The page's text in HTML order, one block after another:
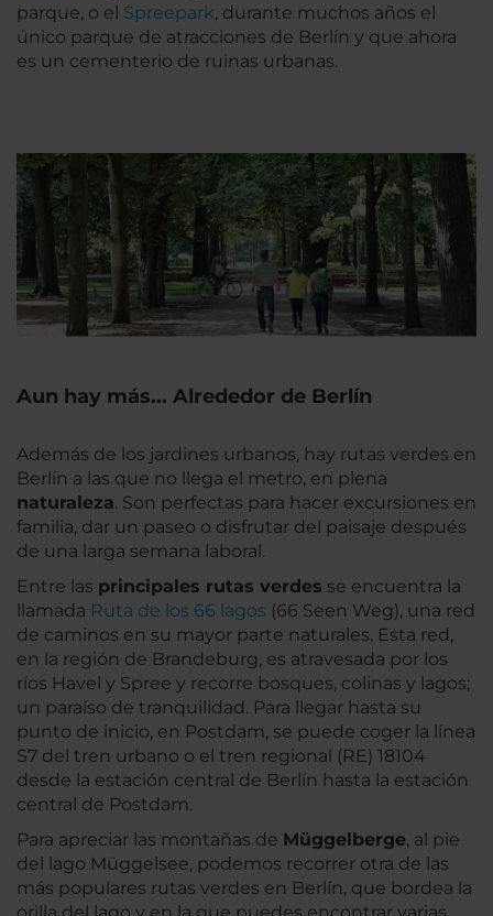
parque, o el Spreepark, durante muchos años el
único parque de atracciones de Berlín y que ahora
es un cementerio de ruinas urbanas.
Aun hay más... Alrededor de Berlín
Además de los jardines urbanos, hay rutas verdes en
Berlín a las que no llega el metro, en plena
naturaleza. Son perfectas para hacer excursiones en
familia, dar un paseo o disfrutar del paisaje después
de una larga semana laboral.
Entre las principales rutas verdes se encuentra la
llamada Ruta de los 66 lagos (66 Seen Weg), una red
de caminos en su mayor parte naturales. Esta red,
en la región de Brandeburg, es atravesada por los
ríos Havel y Spree y recorre bosques, colinas y lagos;
un paraíso de tranquilidad. Para llegar hasta su
punto de inicio, en Postdam, se puede coger la línea
S7 del tren urbano o el tren regional (RE) 18104
desde la estación central de Berlín hasta la estación
central de Postdam.
Para apreciar las montañas de Müggelberge, al pie
del lago Müggelsee, podemos recorrer otra de las
más populares rutas verdes en Berlín, que bordea la